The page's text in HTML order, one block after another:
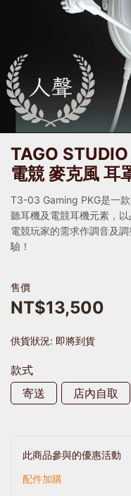
TAGO
電競 麥克風 耳
T3-03 Gaming PKG是一
聽耳機及電競耳機元素，
電競玩家的需求作調音及
驗！
售價
NT$13,500
供貨狀況: 即將到貨
款式
寄送
店內自取
此商品參與的優惠活動
配件加購